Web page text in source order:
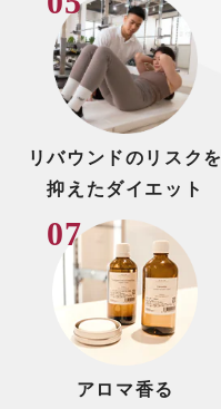
リバウンドのリスクを
抑えたダイエット
アロマ香る